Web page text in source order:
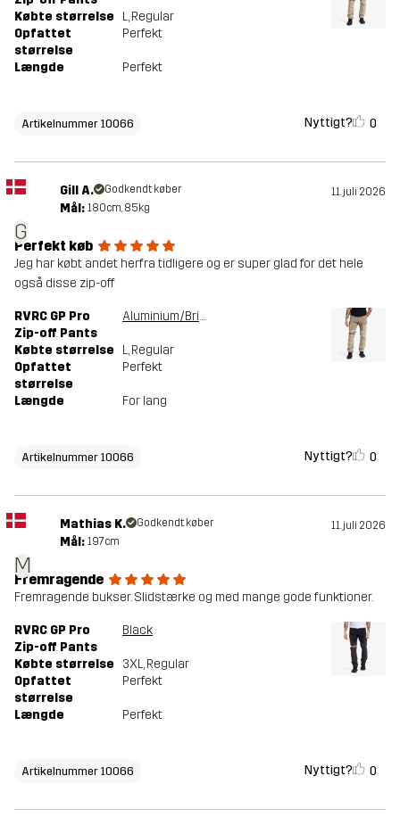
Købte størrelse
L, Regular
Opfattet
størrelse
Perfekt
Længde Perfekt
Artikelnummer 10066 Nyttigt? 0
G
Gill A. Godkendt køber 11. juli 2026
Mål: 180cm, 85kg
Perfekt køb
Jeg har købt andet herfra tidligere og er super glad for det hele
også disse zip-off
RVRC GP Pro
Zip-off Pants
Aluminium/Brindle
Købte størrelse L, Regular
Opfattet
størrelse
Perfekt
Længde For lang
Artikelnummer 10066 Nyttigt? 0
M
Mathias K. Godkendt køber 11. juli 2026
Mål: 197cm
Fremragende
Fremragende bukser. Slidstærke og med mange gode funktioner.
RVRC GP Pro
Zip-off Pants
Black
Købte størrelse 3XL, Regular
Opfattet
størrelse
Perfekt
Længde Perfekt
Artikelnummer 10066 Nyttigt? 0